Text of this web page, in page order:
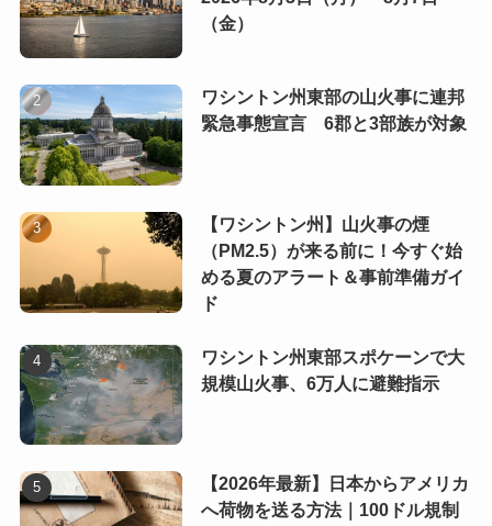
（金）
ワシントン州東部の山火事に連邦
緊急事態宣言 6郡と3部族が対象
【ワシントン州】山火事の煙
（PM2.5）が来る前に！今すぐ始
める夏のアラート＆事前準備ガイ
ド
ワシントン州東部スポケーンで大
規模山火事、6万人に避難指示
【2026年最新】日本からアメリカ
へ荷物を送る方法｜100ドル規制